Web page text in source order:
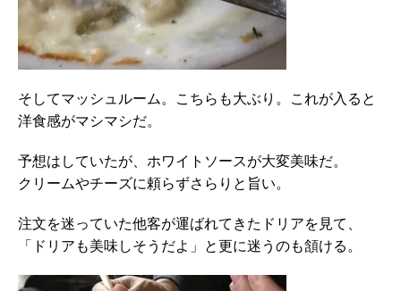
そしてマッシュルーム。こちらも大ぶり。これが入ると
洋食感がマシマシだ。
予想はしていたが、ホワイトソースが大変美味だ。
クリームやチーズに頼らずさらりと旨い。
注文を迷っていた他客が運ばれてきたドリアを見て、
「ドリアも美味しそうだよ」と更に迷うのも頷ける。